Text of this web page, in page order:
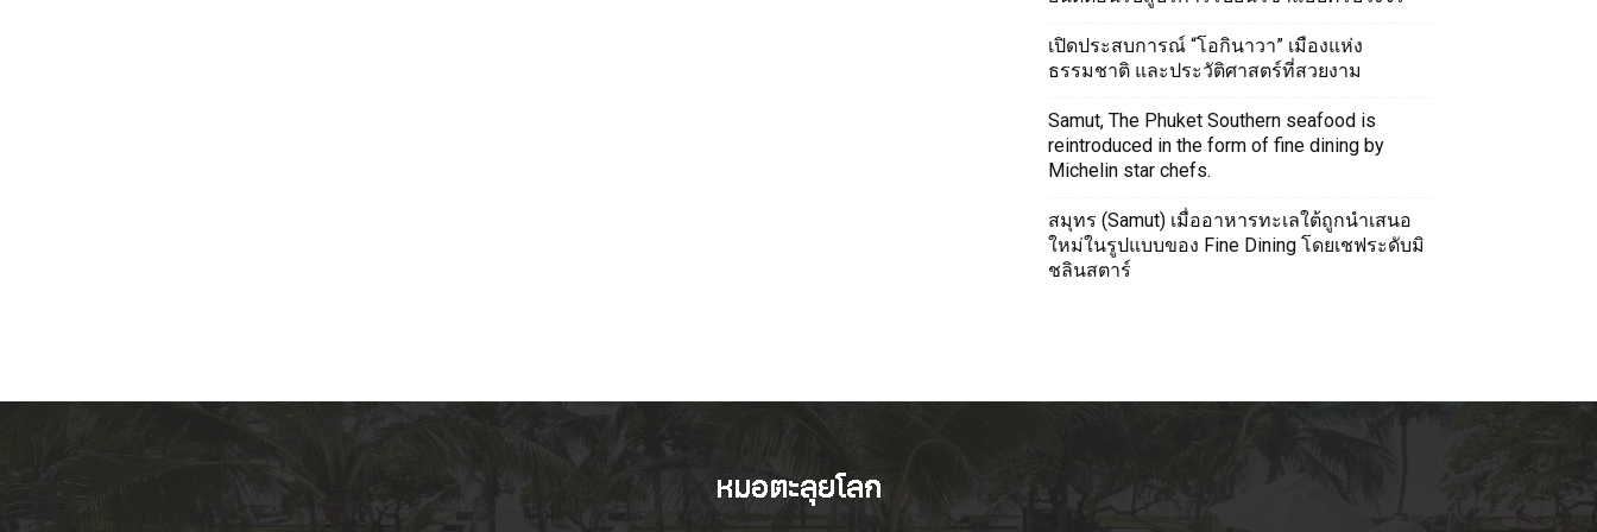
เปิดประสบการณ์ “โอกินาวา” เมืองแห่ง
ธรรมชาติ และประวัติศาสตร์ที่สวยงาม
Samut, The Phuket Southern seafood is
reintroduced in the form of fine dining by
Michelin star chefs.
สมุทร (Samut) เมื่ออาหารทะเลใต้ถูกนำเสนอ
ใหม่ในรูปแบบของ Fine Dining โดยเชฟระดับมิ
ชลินสตาร์